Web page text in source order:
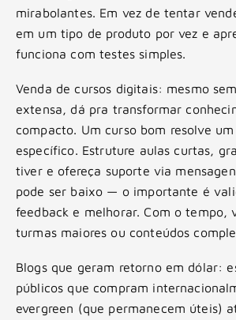
mirabolantes. Em vez de tentar
em um tipo de produto por vez e
funciona com testes simples.
Venda de cursos digitais: mesmo
extensa, dá pra transformar
compacto. Um curso bom resolve
específico. Estruture aulas curtas,
tiver e ofereça suporte via
pode ser baixo — o importante é
feedback e melhorar. Com o tempo,
turmas maiores ou conteúdos
Blogs que geram retorno em dólar:
públicos que compram
evergreen (que permanecem úteis)